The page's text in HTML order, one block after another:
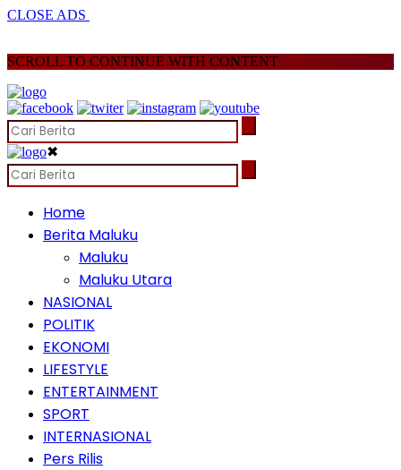
CLOSE ADS
SCROLL TO CONTINUE WITH CONTENT
✖
Home
Berita Maluku
Maluku
Maluku Utara
NASIONAL
POLITIK
EKONOMI
LIFESTYLE
ENTERTAINMENT
SPORT
INTERNASIONAL
Pers Rilis